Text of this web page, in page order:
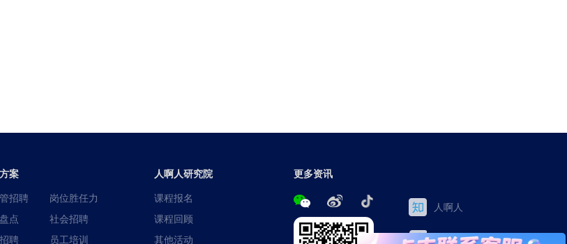
案
招聘 岗位胜任力
点 社会招聘
聘 员工培训
人啊人研究院
课程报名
课程回顾
其他活动
更多资讯
人啊人
三茅网